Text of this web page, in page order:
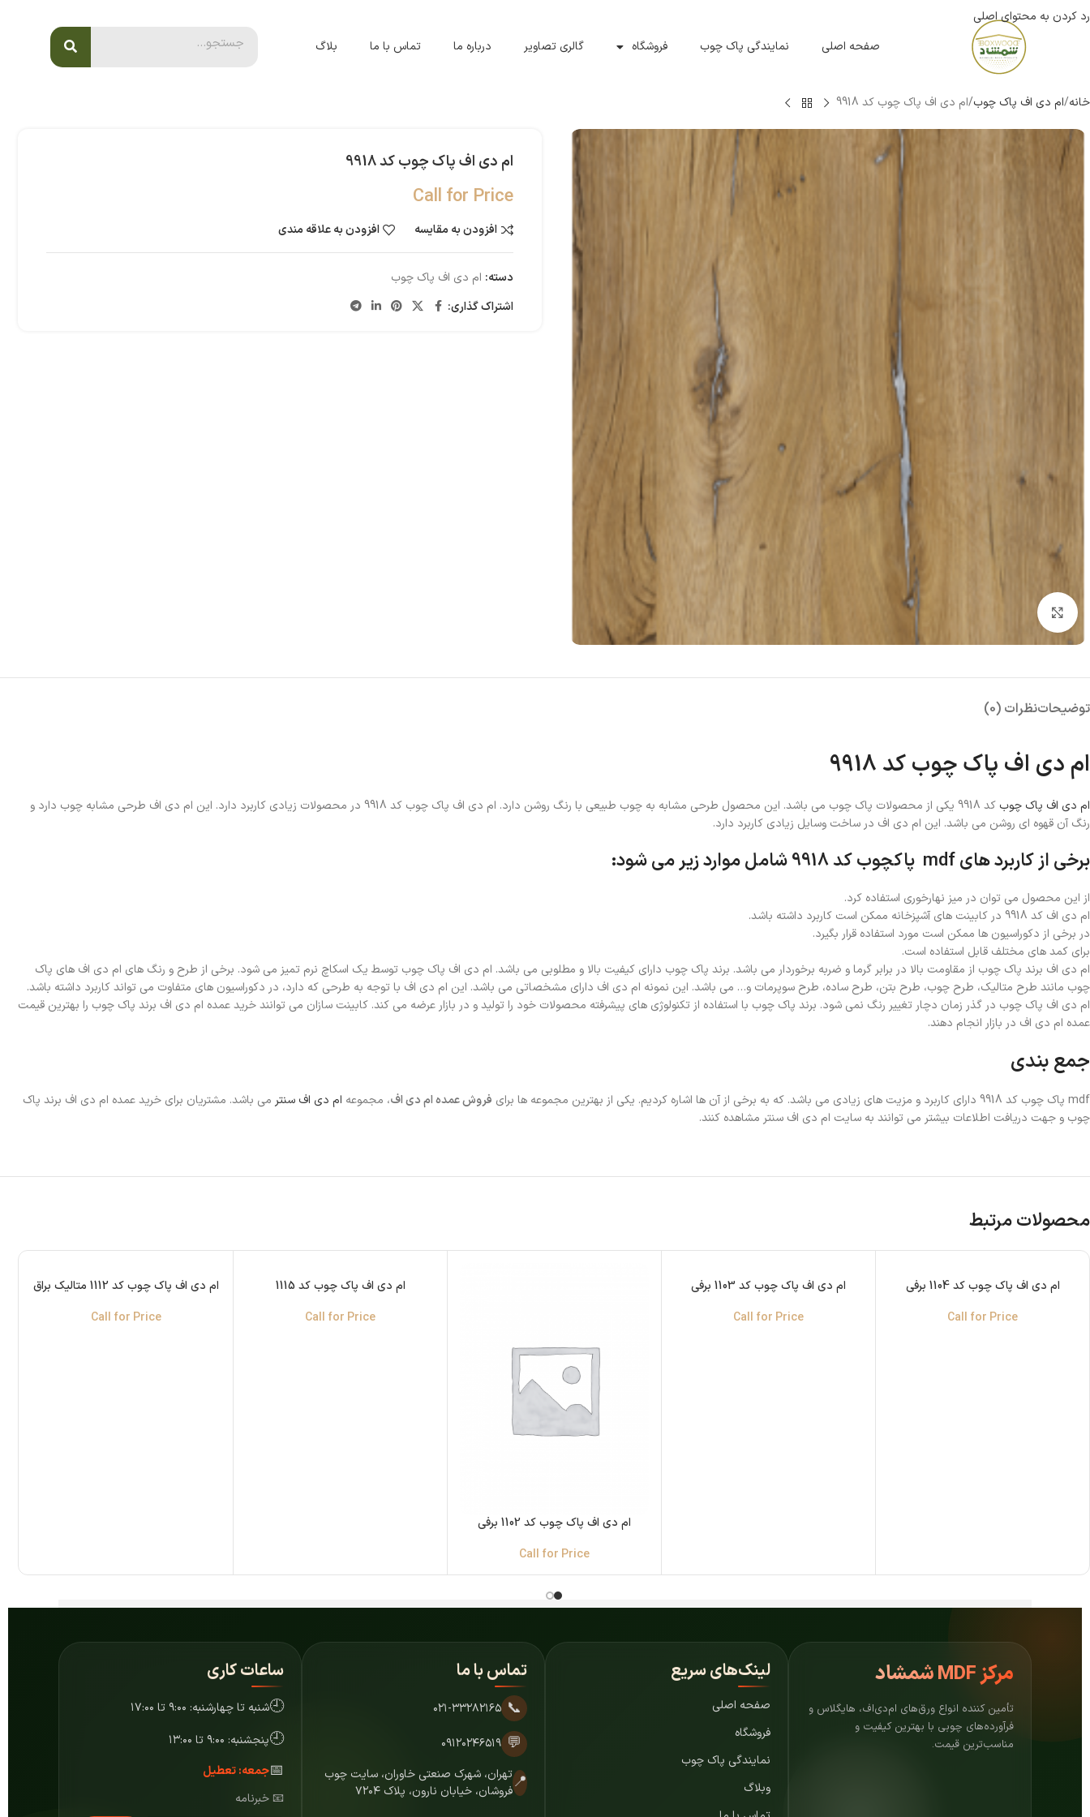
رد کردن به محتوای اصلی
صفحه اصلی
نمایندگی پاک چوب فروشگاه گالری تصاویر درباره ما تماس با ما بلاگ
خانه ام دی اف پاک چوب ام دی اف پاک چوب کد 9918
ام دی اف پاک چوب کد 9918
Call for Price
افزودن به مقایسه افزودن به علاقه مندی
دسته: ام دی اف پاک چوب
اشتراک گذاری:
توضیحاتنظرات (0)
ام دی اف پاک چوب کد 9918
ام دی اف پاک چوب
کد 9918 یکی از محصولات پاک چوب می باشد. این محصول طرحی مشابه به چوب طبیعی با رنگ روشن دارد. ام دی اف پاک چوب کد 9918 در محصولات زیادی کاربرد دارد. این ام دی اف طرحی مشابه چوب دارد و
رنگ آن قهوه ای روشن می باشد. این ام دی اف در ساخت وسایل زیادی کاربرد دارد.
برخی از کاربرد های mdf پاکچوب کد 9918 شامل موارد زیر می شود:
از این محصول می توان در میز نهارخوری استفاده کرد.
ام دی اف کد 9918 در کابینت های آشپزخانه ممکن است کاربرد داشته باشد.
در برخی از دکوراسیون ها ممکن است مورد استفاده قرار بگیرد.
برای کمد های مختلف قابل استفاده است.
ام دی اف برند پاک چوب از مقاومت بالا در برابر گرما و ضربه برخوردار می باشد. برند پاک چوب دارای کیفیت بالا و مطلوبی می باشد. ام دی اف پاک چوب توسط یک اسکاچ نرم تمیز می شود. برخی از طرح و رنگ های ام دی اف های پاک
چوب مانند طرح متالیک، طرح چوب، طرح بتن، طرح ساده، طرح سوپرمات و… می باشد. این نمونه ام دی اف دارای مشخصاتی می باشد. این ام دی اف با توجه به طرحی که دارد، در دکوراسیون های متفاوت می تواند کاربرد داشته باشد.
ام دی اف پاک چوب در گذر زمان دچار تغییر رنگ نمی شود. برند پاک چوب با استفاده از تکنولوژی های پیشرفته محصولات خود را تولید و در بازار عرضه می کند. کابینت سازان می توانند خرید عمده ام دی اف برند پاک چوب را بهترین قیمت
عمده ام دی اف در بازار انجام دهند.
جمع بندی
mdf پاک چوب کد 9918 دارای کاربرد و مزیت های زیادی می باشد. که به برخی از آن ها اشاره کردیم. یکی از بهترین مجموعه ها برای فروش عمده ام دی اف، مجموعه ام دی اف سنتر می باشد. مشتریان برای خرید عمده ام دی اف برند پاک
چوب و جهت دریافت اطلاعات بیشتر می توانند به سایت ام دی اف سنتر مشاهده کنند.
محصولات مرتبط
ام دی اف پاک چوب کد 1104 برفی
Call for Price
ام دی اف پاک چوب کد 1103 برفی
Call for Price
ام دی اف پاک چوب کد 1102 برفی
Call for Price
ام دی اف پاک چوب کد 1115
Call for Price
ام دی اف پاک چوب کد 1112 متالیک براق
Call for Price
مرکزMDF شمشاد
تأمین کننده انواع ورق‌های ام‌دی‌اف، هایگلاس و
فرآورده‌های چوبی با بهترین کیفیت و
مناسب‌ترین قیمت.
لینک‌های سریع
صفحه اصلی
فروشگاه
نمایندگی پاک چوب
وبلاگ
تماس با ما
📞 ۰۲۱-۳۳۲۸۲۱۶۵
💬 ۰۹۱۲۰۲۴۶۵۱۹
📍تهران، شهرک صنعتی خاوران، سایت چوب
فروشان، خیابان نارون، پلاک ۷۲۰۴
ساعات کاری
🕘شنبه تا چهارشنبه: ۹:۰۰ تا ۱۷:۰۰
🕘پنجشنبه: ۹:۰۰ تا ۱۳:۰۰
📅جمعه: تعطیل
📧 خبرنامه